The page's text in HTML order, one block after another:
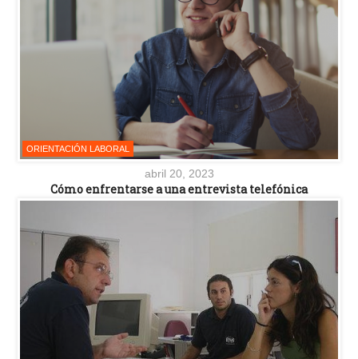
ORIENTACIÓN LABORAL
abril 20, 2023
Cómo enfrentarse a una entrevista telefónica